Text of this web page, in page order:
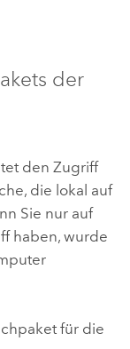
der
den Zugriff
die lokal auf
Sie nur auf
haben, wurde
für die